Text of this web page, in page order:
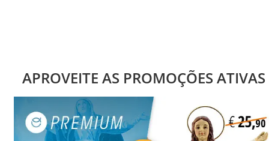
APROVEITE AS PROMOÇÕES ATIVAS